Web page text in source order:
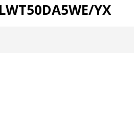
YX